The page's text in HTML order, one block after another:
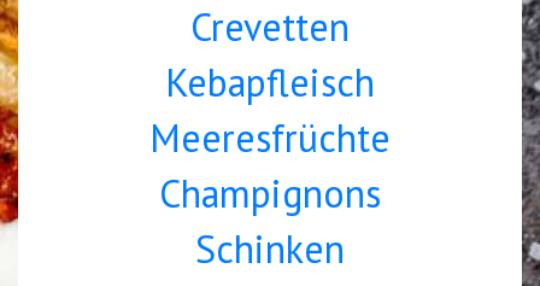
Crevetten
Kebapfleisch
Meeresfrüchte
Champignons
Schinken